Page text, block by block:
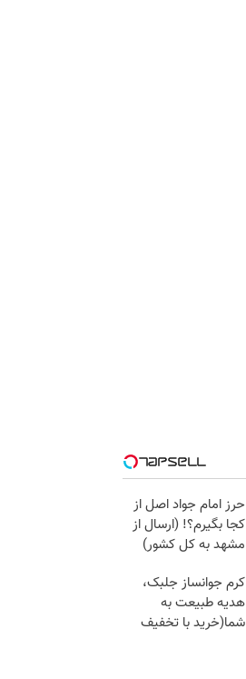
حرز امام جواد اصل از
کجا بگیرم؟! (ارسال از
مشهد به کل کشور)
کرم جوانساز جلبک،
هدیه طبیعت به
شما(خرید با تخفیف